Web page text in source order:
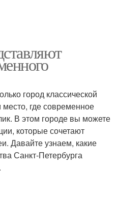
город классической
где современное
В этом городе вы можете
которые сочетают
Давайте узнаем, какие
Санкт-Петербурга